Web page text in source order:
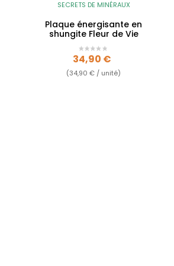
SECRETS DE MINÉRAUX
Plaque énergisante en
shungite Fleur de Vie
Prix
34,90 €
(34,90 € / unité)